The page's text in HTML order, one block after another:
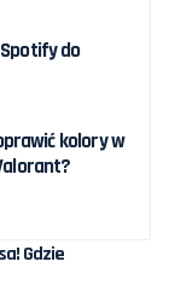
do
kolory w
Gdzie